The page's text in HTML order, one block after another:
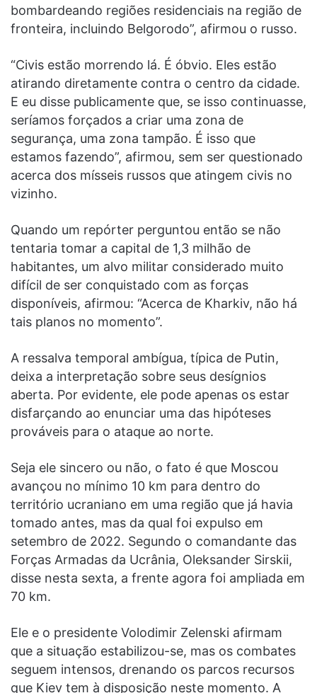
bombardeando regiões residenciais na região de
fronteira, incluindo Belgorodo”, afirmou o russo.
“Civis estão morrendo lá. É óbvio. Eles estão
atirando diretamente contra o centro da cidade.
E eu disse publicamente que, se isso continuasse,
seríamos forçados a criar uma zona de
segurança, uma zona tampão. É isso que
estamos fazendo”, afirmou, sem ser questionado
acerca dos mísseis russos que atingem civis no
vizinho.
Quando um repórter perguntou então se não
tentaria tomar a capital de 1,3 milhão de
habitantes, um alvo militar considerado muito
difícil de ser conquistado com as forças
disponíveis, afirmou: “Acerca de Kharkiv, não há
tais planos no momento”.
A ressalva temporal ambígua, típica de Putin,
deixa a interpretação sobre seus desígnios
aberta. Por evidente, ele pode apenas os estar
disfarçando ao enunciar uma das hipóteses
prováveis para o ataque ao norte.
Seja ele sincero ou não, o fato é que Moscou
avançou no mínimo 10 km para dentro do
território ucraniano em uma região que já havia
tomado antes, mas da qual foi expulso em
setembro de 2022. Segundo o comandante das
Forças Armadas da Ucrânia, Oleksander Sirskii,
disse nesta sexta, a frente agora foi ampliada em
70 km.
Ele e o presidente Volodimir Zelenski afirmam
que a situação estabilizou-se, mas os combates
seguem intensos, drenando os parcos recursos
que Kiev tem à disposição neste momento. A